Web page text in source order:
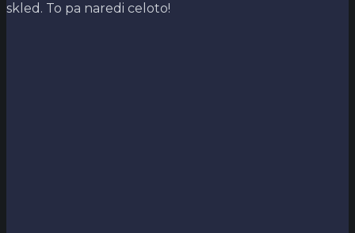
skled. To pa naredi celoto!